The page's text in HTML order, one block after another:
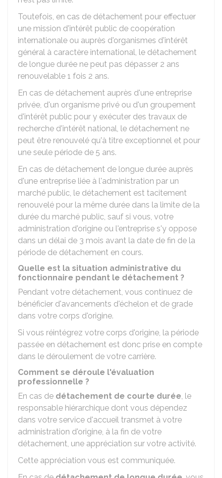
Toutefois, en cas de détachement pour effectuer
une mission d'intérêt public de coopération
internationale ou auprès d'organismes d'intérêt
général à caractère international, le détachement
de longue durée ne peut pas dépasser 2 ans
renouvelable 1 fois 2 ans.
En cas de détachement auprès d'une entreprise
privée, d'un organisme privé ou d'un groupement
d'intérêt public pour y exécuter des travaux de
recherche d'intérêt national, le détachement ne
peut être renouvelé qu'à titre exceptionnel et pour
une seule période de 5 ans.
En cas de détachement de longue durée auprès
d'une entreprise liée à l'administration par un
marché public, le détachement est tacitement
renouvelé pour la même durée dans la limite de la
durée du marché public, sauf si vous, votre
administration d'origine ou l'entreprise s'y oppose
dans un délai de 3 mois avant la date de fin de la
période de détachement en cours.
Quelle est la situation administrative du
fonctionnaire pendant le détachement ?
Pendant votre détachement, vous continuez de
bénéficier d'avancements d'échelon et de grade
dans votre corps d'origine.
Si vous réintégrez votre corps d'origine, la période
passée en détachement est donc prise en compte
dans le déroulement de votre carrière.
Comment se déroule l'évaluation
professionnelle ?
En cas de détachement de courte durée, le
responsable hiérarchique dont vous dépendez
dans votre service d'accueil transmet à votre
administration d'origine, à la fin de votre
détachement, une appréciation sur votre activité.
Cette appréciation vous est communiquée.